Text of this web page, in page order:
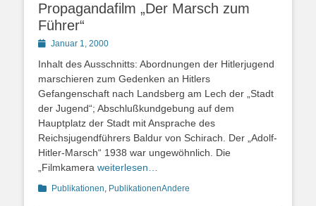
Propagandafilm „Der Marsch zum
Führer“
PostedJanuar 1, 2000
Inhalt des Ausschnitts: Abordnungen der Hitlerjugend
marschieren zum Gedenken an Hitlers
Gefangenschaft nach Landsberg am Lech der „Stadt
der Jugend“; Abschlußkundgebung auf dem
Hauptplatz der Stadt mit Ansprache des
Reichsjugendführers Baldur von Schirach. Der „Adolf-
Hitler-Marsch“ 1938 war ungewöhnlich. Die
„Filmkamera weiterlesen…
Kategorien
Publikationen, PublikationenAndere